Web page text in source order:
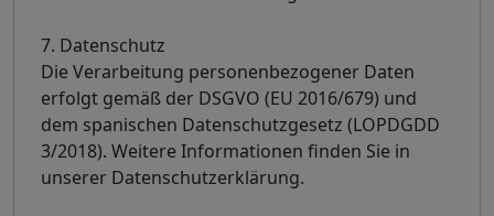
7. Datenschutz
Die Verarbeitung personenbezogener Daten
erfolgt gemäß der DSGVO (EU 2016/679) und
dem spanischen Datenschutzgesetz (LOPDGDD
3/2018). Weitere Informationen finden Sie in
unserer Datenschutzerklärung.